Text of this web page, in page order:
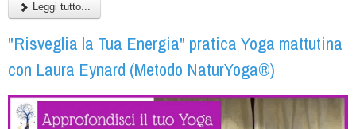
Leggi tutto...
"Risveglia la Tua Energia" pratica Yoga mattutina
con Laura Eynard (Metodo NaturYoga®)